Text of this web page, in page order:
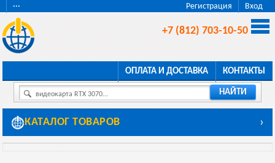
Регистрация Вход
···
+7 (812) 703-10-50
ОПЛАТА И ДОСТАВКА КОНТАКТЫ
видеокарта RTX 3070... НАЙТИ
КАТАЛОГ ТОВАРОВ ›